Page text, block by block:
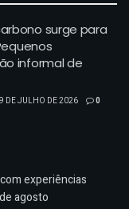
surge para
informal de
9 DE JULHO DE 2026 0
experiências
agosto